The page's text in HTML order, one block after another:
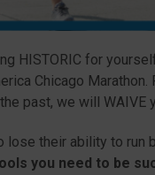
HISTORIC for
Chicago
past, we will
lose their ability to run
you need to be